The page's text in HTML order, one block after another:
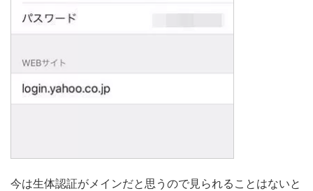
今は生体認証がメインだと思うので見られることはないと